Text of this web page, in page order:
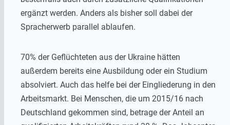
ergänzt werden. Anders als bisher soll dabei der
Spracherwerb parallel ablaufen.
70% der Geflüchteten aus der Ukraine hätten
außerdem bereits eine Ausbildung oder ein Studium
absolviert. Auch das helfe bei der Eingliederung in den
Arbeitsmarkt. Bei Menschen, die um 2015/16 nach
Deutschland gekommen sind, betrage der Anteil an